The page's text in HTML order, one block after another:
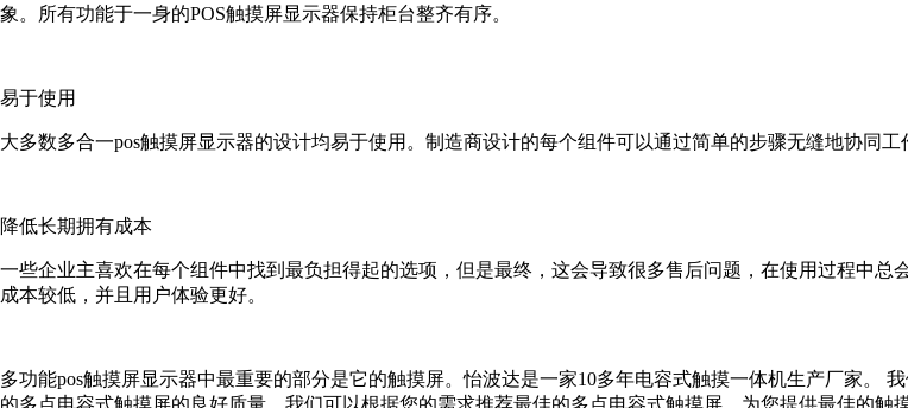
象。所有功能于一身的POS触摸屏显示器保持柜台整齐有序。
易于使用
大多数多合一pos触摸屏显示器的设计均易于使用。制造商设计的每个组件可以通过简单的步骤无缝地协同
降低长期拥有成本
一些企业主喜欢在每个组件中找到最负担得起的选项，但是最终，这会导致很多售后问题，在使用过程中
成本较低，并且用户体验更好。
多功能pos触摸屏显示器中最重要的部分是它的触摸屏。怡波达是一家10多年电容式触摸一体机生产厂家。
的多点电容式触摸屏的良好质量。我们可以根据您的需求推荐最佳的多点电容式触摸屏，为您提供最佳的